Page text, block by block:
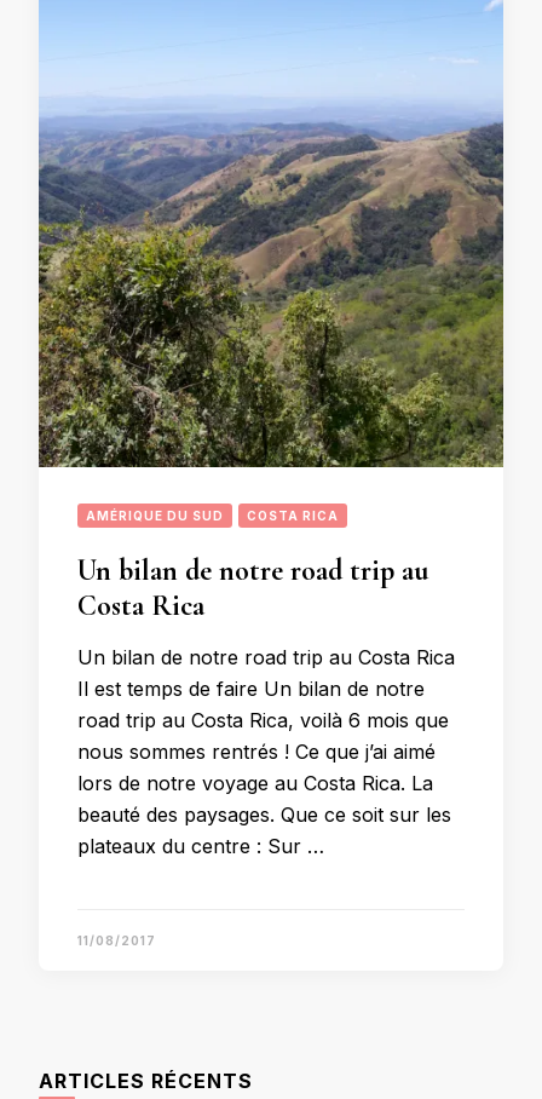
AMÉRIQUE DU SUD COSTA RICA
Un bilan de notre road trip au
Costa Rica
Un bilan de notre road trip au Costa Rica
Il est temps de faire Un bilan de notre
road trip au Costa Rica, voilà 6 mois que
nous sommes rentrés ! Ce que j’ai aimé
lors de notre voyage au Costa Rica. La
beauté des paysages. Que ce soit sur les
plateaux du centre : Sur …
11/08/2017
ARTICLES RÉCENTS